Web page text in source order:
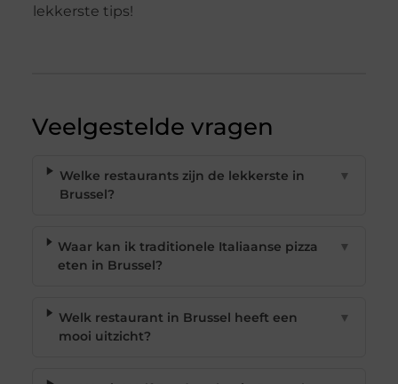
lekkerste tips!
Veelgestelde vragen
Welke restaurants zijn de lekkerste in
Brussel?
▼
Waar kan ik traditionele Italiaanse pizza
eten in Brussel?
▼
Welk restaurant in Brussel heeft een
mooi uitzicht?
▼